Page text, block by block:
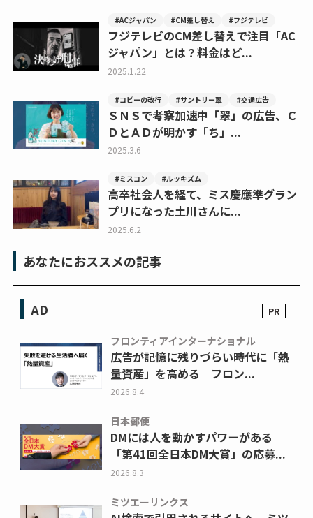
#ACジャパン #CM差し替え #フジテレビ
フジテレビのCM差し替えで注目「AC
ジャパン」とは？料金はど...
2025.1.22
#コピーの改行 #サントリー翠 #交通広告
ＳＮＳで考察加速中「翠」の広告、Ｃ
ＤとＡＤが明かす「ち」...
2025.3.6
#ミスコン #ルッキズム
高卒社会人を経て、ミス慶應準グラン
プリになった土川さんに...
2025.6.2
あなたにおススメの記事
AD
フロンティアインターナショナル
広告が記憶に残りづらい時代に「熱
量資産」を高める フロン...
2026.8.4
日本郵便
DMには人を動かすパワーがある
「第41回全日本DM大賞」の応募...
2026.8.3
ミツエーリンクス